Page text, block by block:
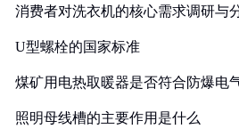
消费者对洗衣机的核心需求调研与
U型螺栓的国家标准
煤矿用电热取暖器是否符合防爆电
照明母线槽的主要作用是什么